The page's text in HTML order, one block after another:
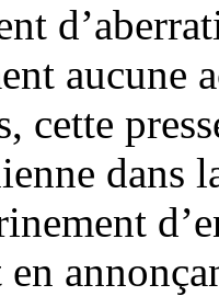
aucune
cette
dans